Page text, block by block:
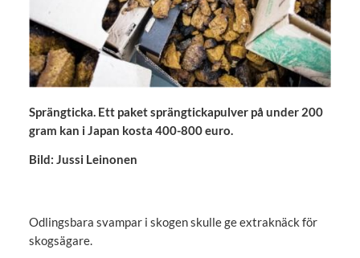
Sprängticka. Ett paket sprängtickapulver på under 200
gram kan i Japan kosta 400-800 euro.
Bild: Jussi Leinonen
Odlingsbara svampar i skogen skulle ge extraknäck för
skogsägare.